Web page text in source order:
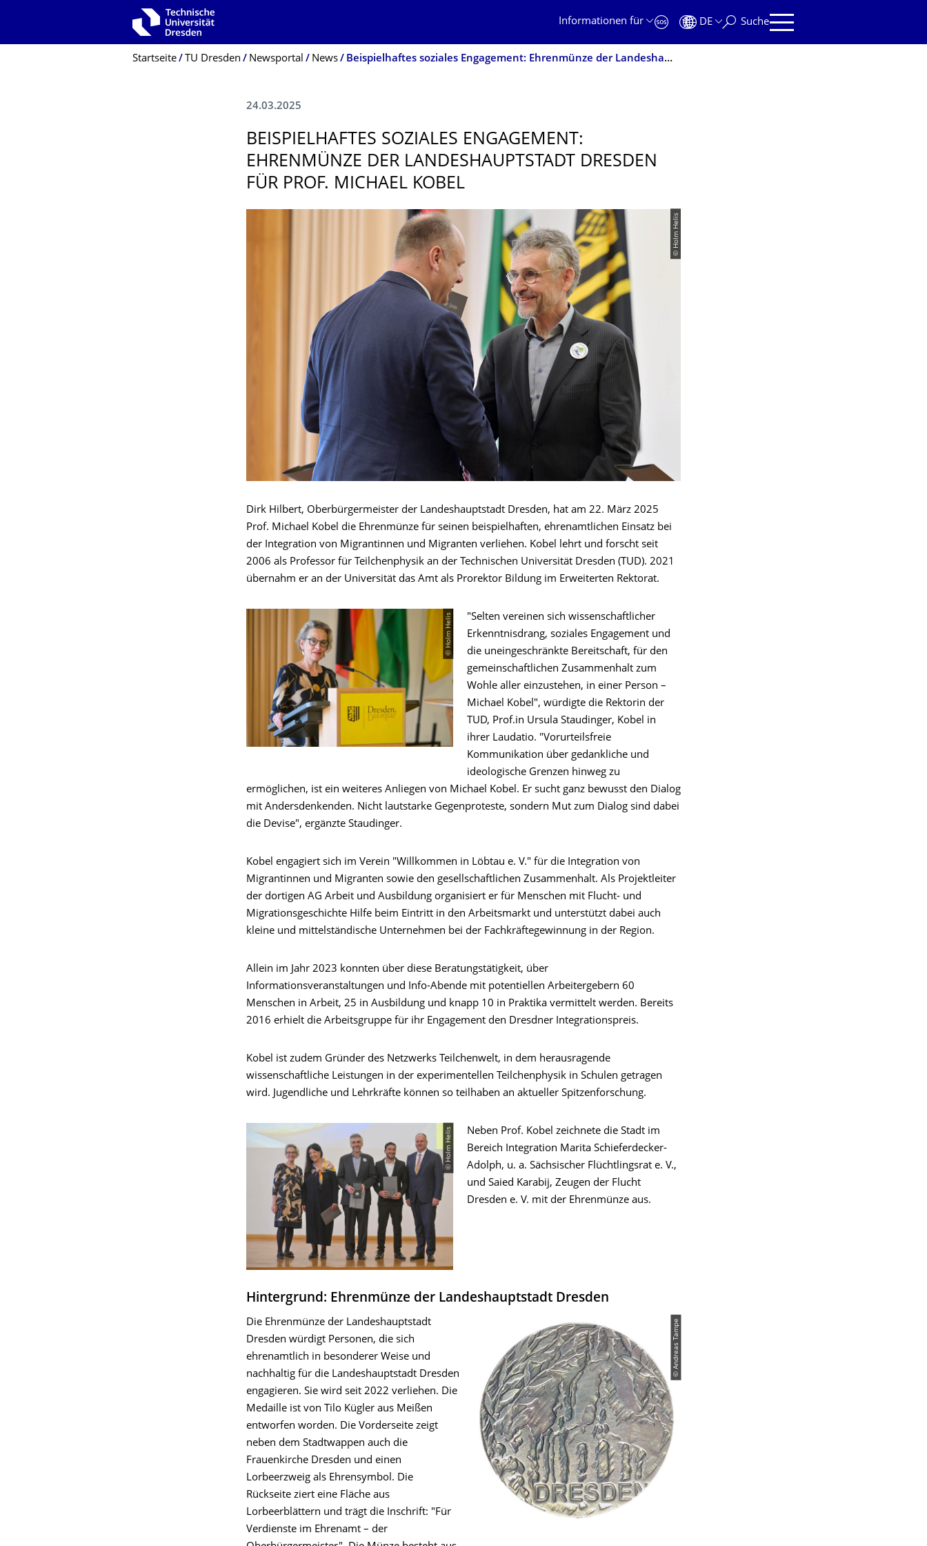
Zur Hauptnavigation springen
Informationen für
DE Suche
Breadcrumb-Menü
Startseite TU Dresden Newsportal News Beispielhaftes soziales Engagement: Ehrenmünze der Landeshauptstadt Dresden für Prof. Michael Kobel
24.03.2025
BEISPIELHAFTES SOZIALES ENGAGEMENT:
EHRENMÜNZE DER LANDESHAUPT­STADT DRESDEN
FÜR PROF. MICHAEL KOBEL
© Holm Helis
Dirk Hilbert, Oberbürgermeister der Landeshauptstadt Dresden, hat am 22. März 2025
Prof. Michael Kobel die Ehrenmünze für seinen beispielhaften, ehrenamtlichen Einsatz bei
der Integration von Migrantinnen und Migranten verliehen. Kobel lehrt und forscht seit
2006 als Professor für Teilchenphysik an der Technischen Universität Dresden (TUD). 2021
übernahm er an der Universität das Amt als Prorektor Bildung im Erweiterten Rektorat.
© Holm Helis
"Selten vereinen sich wissenschaftlicher
Erkenntnisdrang, soziales Engagement und
die uneingeschränkte Bereitschaft, für den
gemeinschaftlichen Zusammenhalt zum
Wohle aller einzustehen, in einer Person –
Michael Kobel", würdigte die Rektorin der
TUD, Prof.in Ursula Staudinger, Kobel in
ihrer Laudatio. "Vorurteilsfreie
Kommunikation über gedankliche und
ideologische Grenzen hinweg zu
ermöglichen, ist ein weiteres Anliegen von Michael Kobel. Er sucht ganz bewusst den Dialog
mit Andersdenkenden. Nicht lautstarke Gegenproteste, sondern Mut zum Dialog sind dabei
die Devise", ergänzte Staudinger.
Kobel engagiert sich im Verein "Willkommen in Löbtau e. V." für die Integration von
Migrantinnen und Migranten sowie den gesellschaftlichen Zusammenhalt. Als Projektleiter
der dortigen AG Arbeit und Ausbildung organisiert er für Menschen mit Flucht- und
Migrationsgeschichte Hilfe beim Eintritt in den Arbeitsmarkt und unterstützt dabei auch
kleine und mittelständische Unternehmen bei der Fachkräftegewinnung in der Region.
Allein im Jahr 2023 konnten über diese Beratungstätigkeit, über
Informationsveranstaltungen und Info-Abende mit potentiellen Arbeitergebern 60
Menschen in Arbeit, 25 in Ausbildung und knapp 10 in Praktika vermittelt werden. Bereits
2016 erhielt die Arbeitsgruppe für ihr Engagement den Dresdner Integrationspreis.
Kobel ist zudem Gründer des Netzwerks Teilchenwelt, in dem herausragende
wissenschaftliche Leistungen in der experimentellen Teilchenphysik in Schulen getragen
wird. Jugendliche und Lehrkräfte können so teilhaben an aktueller Spitzenforschung.
© Holm Helis
Neben Prof. Kobel zeichnete die Stadt im
Bereich Integration Marita Schieferdecker-
Adolph, u. a. Sächsischer Flüchtlingsrat e. V.,
und Saied Karabij, Zeugen der Flucht
Dresden e. V. mit der Ehrenmünze aus.
Hintergrund: Ehrenmünze der Landeshauptstadt Dresden
© Andreas Tampe
Die Ehrenmünze der Landeshauptstadt
Dresden würdigt Personen, die sich
ehrenamtlich in besonderer Weise und
nachhaltig für die Landeshauptstadt Dresden
engagieren. Sie wird seit 2022 verliehen. Die
Medaille ist von Tilo Kügler aus Meißen
entworfen worden. Die Vorderseite zeigt
neben dem Stadtwappen auch die
Frauenkirche Dresden und einen
Lorbeerzweig als Ehrensymbol. Die
Rückseite ziert eine Fläche aus
Lorbeerblättern und trägt die Inschrift: "Für
Verdienste im Ehrenamt – der